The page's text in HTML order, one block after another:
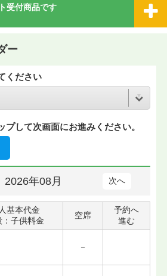
受付商品です
ー
ください
プして次画面にお進みください。
2026年08月 次へ
基本代金
：子供料金
空席
予約へ
進む
－